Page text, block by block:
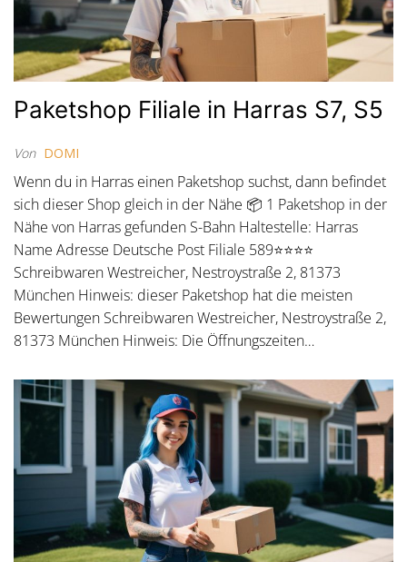
Paketshop Filiale in Harras S7, S5
Von DOMI
Wenn du in Harras einen Paketshop suchst, dann befindet
sich dieser Shop gleich in der Nähe 📦 1 Paketshop in der
Nähe von Harras gefunden S-Bahn Haltestelle: Harras
Name Adresse Deutsche Post Filiale 589⭐⭐⭐⭐
Schreibwaren Westreicher, Nestroystraße 2, 81373
München Hinweis: dieser Paketshop hat die meisten
Bewertungen Schreibwaren Westreicher, Nestroystraße 2,
81373 München Hinweis: Die Öffnungszeiten…